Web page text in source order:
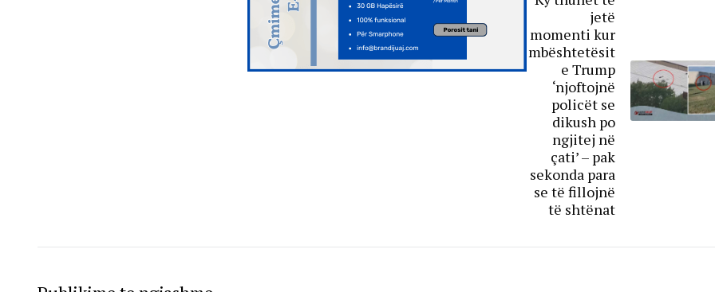
jetë
momenti kur
mbështetësit
e Trump
‘njoftojnë
policët se
dikush po
ngjitej në
çati’ – pak
sekonda para
se të fillojnë
të shtënat